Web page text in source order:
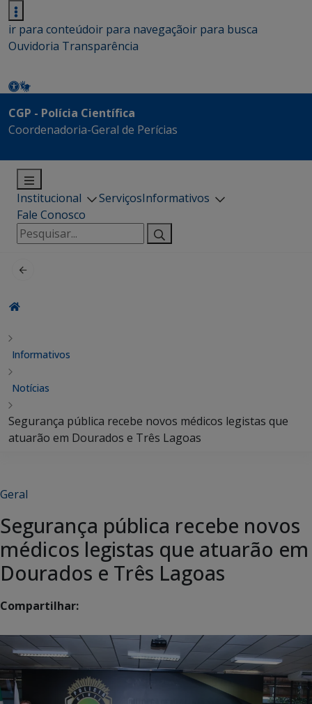
ir para conteúdoir para navegaçãoir para busca
Ouvidoria Transparência
CGP - Polícia Científica
Coordenadoria-Geral de Perícias
Institucional ServiçosInformativos
Fale Conosco
Pesquisar
por:
Informativos
Notícias
Segurança pública recebe novos médicos legistas que
atuarão em Dourados e Três Lagoas
Geral
Segurança pública recebe novos
médicos legistas que atuarão em
Dourados e Três Lagoas
Compartilhar: